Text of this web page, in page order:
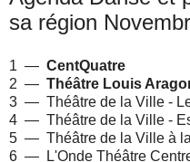
sa région
1 — CentQuatre
2 — Théâtre Louis
3 — Théâtre de la Ville -
4 — Théâtre de la Ville -
5 — Théâtre de la Ville à
6 —
L'Onde Théâtre